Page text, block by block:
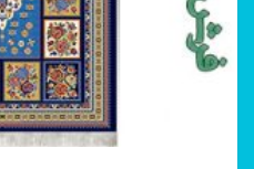
گزینه
ها